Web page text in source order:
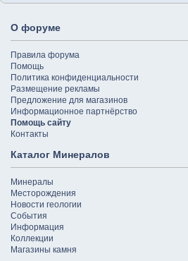
О форуме
Правила форума
Помощь
Политика конфиденциальности
Размещение рекламы
Предложение для магазинов
Информационное партнёрство
Помощь сайту
Контакты
Каталог Минералов
Минералы
Месторождения
Новости геологии
События
Информация
Коллекции
Магазины камня